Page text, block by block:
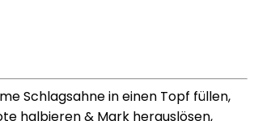
Schlagsahne in einen Topf füllen,
halbieren & Mark herauslösen,